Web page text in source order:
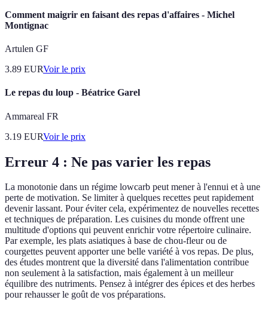
Comment maigrir en faisant des repas d'affaires - Michel
Montignac
Artulen GF
3.89 EURVoir le prix
Le repas du loup - Béatrice Garel
Ammareal FR
3.19 EURVoir le prix
Erreur 4 : Ne pas varier les repas
La monotonie dans un régime lowcarb peut mener à l'ennui et à une
perte de motivation. Se limiter à quelques recettes peut rapidement
devenir lassant. Pour éviter cela, expérimentez de nouvelles recettes
et techniques de préparation. Les cuisines du monde offrent une
multitude d'options qui peuvent enrichir votre répertoire culinaire.
Par exemple, les plats asiatiques à base de chou-fleur ou de
courgettes peuvent apporter une belle variété à vos repas. De plus,
des études montrent que la diversité dans l'alimentation contribue
non seulement à la satisfaction, mais également à un meilleur
équilibre des nutriments. Pensez à intégrer des épices et des herbes
pour rehausser le goût de vos préparations.